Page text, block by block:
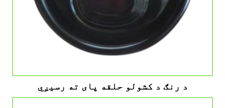
د رنګ د کشولو حلقه پای ته رسیږي